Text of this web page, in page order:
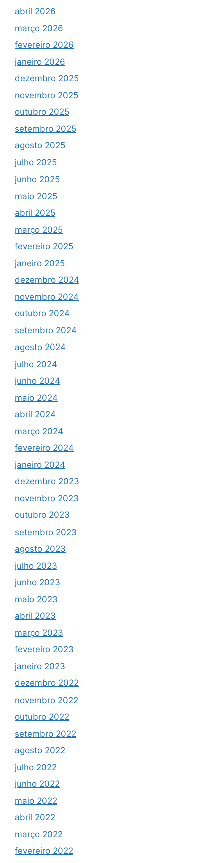
abril 2026
março 2026
fevereiro 2026
janeiro 2026
dezembro 2025
novembro 2025
outubro 2025
setembro 2025
agosto 2025
julho 2025
junho 2025
maio 2025
abril 2025
março 2025
fevereiro 2025
janeiro 2025
dezembro 2024
novembro 2024
outubro 2024
setembro 2024
agosto 2024
julho 2024
junho 2024
maio 2024
abril 2024
março 2024
fevereiro 2024
janeiro 2024
dezembro 2023
novembro 2023
outubro 2023
setembro 2023
agosto 2023
julho 2023
junho 2023
maio 2023
abril 2023
março 2023
fevereiro 2023
janeiro 2023
dezembro 2022
novembro 2022
outubro 2022
setembro 2022
agosto 2022
julho 2022
junho 2022
maio 2022
abril 2022
março 2022
fevereiro 2022